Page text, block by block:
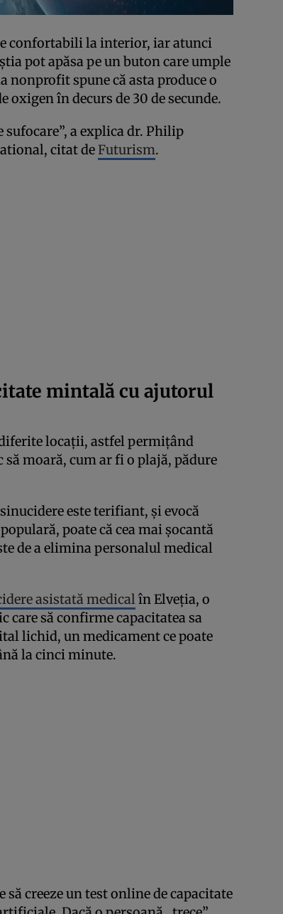
confortabili la interior, iar atunci
pot apăsa pe un buton care umple
nonprofit spune că asta produce o
în decurs de 30 de secunde.
sufocare”, a explica dr. Philip
citat de Futurism.
mintală cu ajutorul
locații, astfel permițând
moară, cum ar fi o plajă, pădure
este terifiant, și evocă
poate că cea mai șocantă
de a elimina personalul medical
asistată medical în Elveția, o
care să confirme capacitatea sa
lichid, un medicament ce poate
la cinci minute.
creeze un test online de capacitate